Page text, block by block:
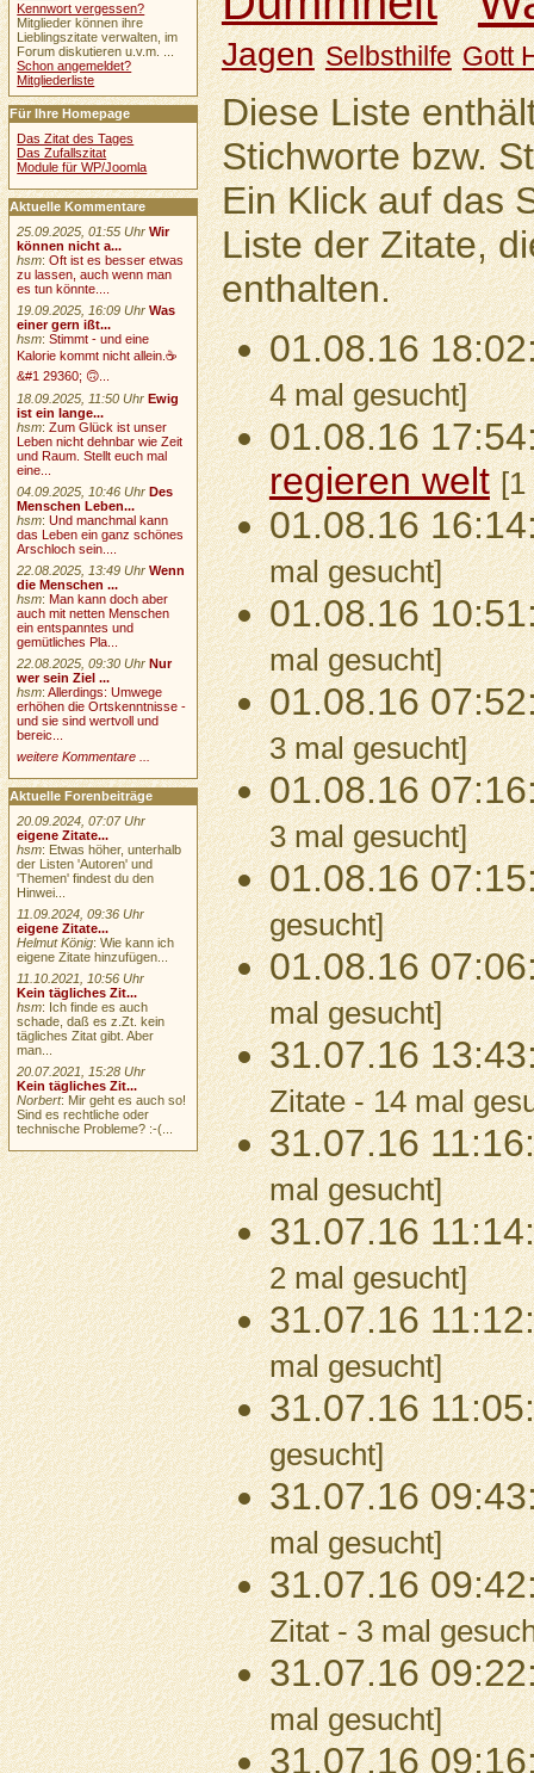
Jagen Selbsthilfe Gott
Diese Liste
Stichworte bzw.
Ein Klick auf das
Liste der Zitate,
enthalten.
01.08.16
4 mal gesucht]
01.08.16
regieren welt [1
01.08.16
mal gesucht]
01.08.16
mal gesucht]
01.08.16
3 mal gesucht]
01.08.16
3 mal gesucht]
01.08.16
gesucht]
01.08.16
mal gesucht]
31.07.16
Zitate - 14 mal
31.07.16
mal gesucht]
31.07.16
2 mal gesucht]
31.07.16
mal gesucht]
31.07.16
gesucht]
31.07.16
mal gesucht]
31.07.16
Zitat - 3 mal
31.07.16
mal gesucht]
31.07.16
Kennwort vergessen?
Mitglieder können ihre
Lieblingszitate verwalten, im
Forum diskutieren u.v.m. ...
Schon angemeldet?
Mitgliederliste
Für Ihre Homepage
Das Zitat des Tages
Das Zufallszitat
Module für WP/Joomla
Aktuelle Kommentare
25.09.2025, 01:55 Uhr Wir
können nicht a...
hsm:Oft ist es besser etwas
zu lassen, auch wenn man
es tun könnte....
19.09.2025, 16:09 Uhr Was
einer gern ißt...
hsm:Stimmt - und eine
Kalorie kommt nicht allein.☕
&#1 29360; 🙃...
18.09.2025, 11:50 Uhr Ewig
ist ein lange...
hsm:Zum Glück ist unser
Leben nicht dehnbar wie Zeit
und Raum. Stellt euch mal
eine...
04.09.2025, 10:46 Uhr Des
Menschen Leben...
hsm:Und manchmal kann
das Leben ein ganz schönes
Arschloch sein....
22.08.2025, 13:49 Uhr Wenn
die Menschen ...
hsm:Man kann doch aber
auch mit netten Menschen
ein entspanntes und
gemütliches Pla...
22.08.2025, 09:30 Uhr Nur
wer sein Ziel ...
hsm:Allerdings: Umwege
erhöhen die Ortskenntnisse -
und sie sind wertvoll und
bereic...
weitere Kommentare ...
Aktuelle Forenbeiträge
20.09.2024, 07:07 Uhr
eigene Zitate...
hsm: Etwas höher, unterhalb
der Listen 'Autoren' und
'Themen' findest du den
Hinwei...
11.09.2024, 09:36 Uhr
eigene Zitate...
Helmut König: Wie kann ich
eigene Zitate hinzufügen...
11.10.2021, 10:56 Uhr
Kein tägliches Zit...
hsm: Ich finde es auch
schade, daß es z.Zt. kein
tägliches Zitat gibt. Aber
man...
20.07.2021, 15:28 Uhr
Kein tägliches Zit...
Norbert: Mir geht es auch so!
Sind es rechtliche oder
technische Probleme? :-(...